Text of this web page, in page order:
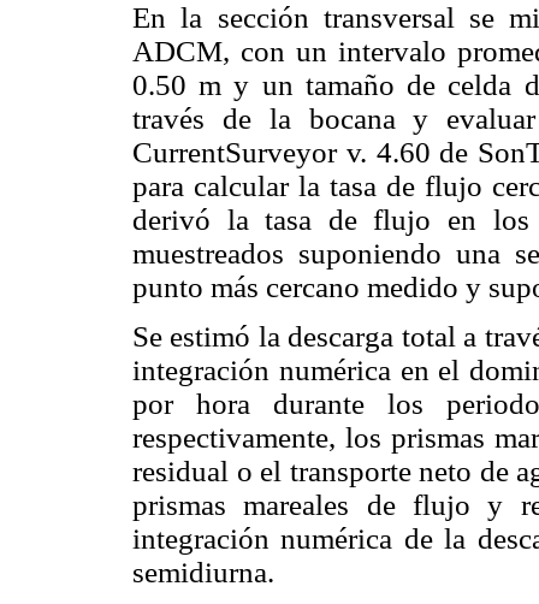
En la sección transversal se
ADCM, con un intervalo
0.50 m y un tamaño de celda
través de la bocana y
CurrentSurveyor v. 4.60 de
para calcular la tasa de flujo
derivó la tasa de flujo en los
muestreados suponiendo una
punto más cercano medido y
Se estimó la descarga total a
integración numérica en el
por hora durante los
respectivamente, los prismas
residual o el transporte neto de
prismas mareales de flujo y
integración numérica de la
semidiurna.